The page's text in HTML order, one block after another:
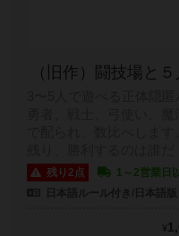
（旧作）闘技場と
残り2点
1～2営業日
¥